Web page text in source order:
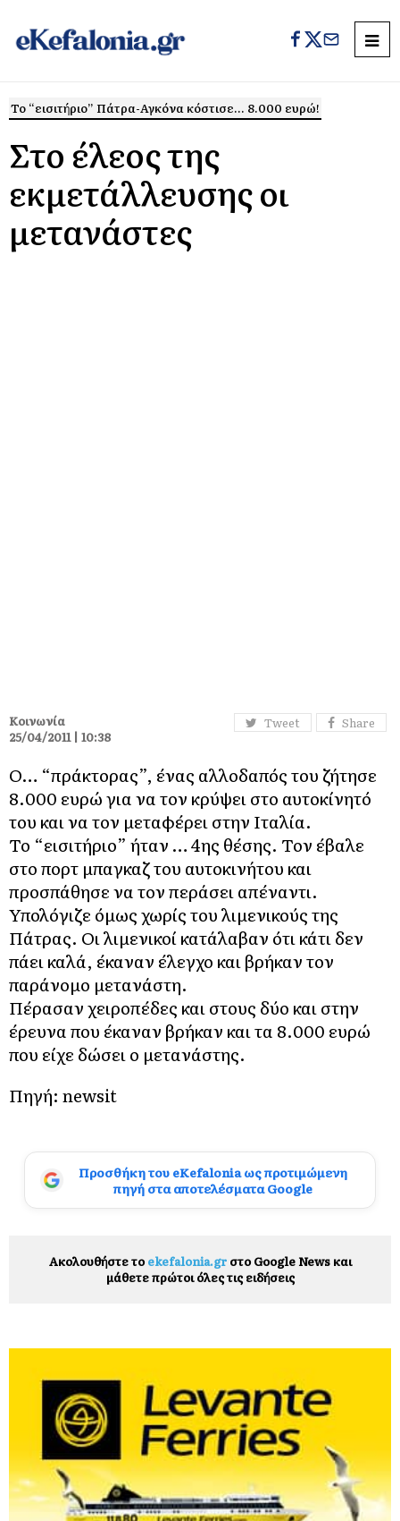
Το “εισιτήριο” Πάτρα-Αγκόνα κόστισε... 8.000 ευρώ!
Στο έλεος της
εκμετάλλευσης οι
μετανάστες
Tweet Share
Κοινωνία
25/04/2011 | 10:38
Ο… “πράκτορας”, ένας αλλοδαπός του ζήτησε
8.000 ευρώ για να τον κρύψει στο αυτοκίνητό
του και να τον μεταφέρει στην Ιταλία.
Το “εισιτήριο” ήταν … 4ης θέσης. Τον έβαλε
στο πορτ μπαγκαζ του αυτοκινήτου και
προσπάθησε να τον περάσει απέναντι.
Υπολόγιζε όμως χωρίς του λιμενικούς της
Πάτρας. Οι λιμενικοί κατάλαβαν ότι κάτι δεν
πάει καλά, έκαναν έλεγχο και βρήκαν τον
παράνομο μετανάστη.
Πέρασαν χειροπέδες και στους δύο και στην
έρευνα που έκαναν βρήκαν και τα 8.000 ευρώ
που είχε δώσει ο μετανάστης.
Πηγή: newsit
Προσθήκη του eKefalonia ως προτιμώμενη
πηγή στα αποτελέσματα Google
Ακολουθήστε το ekefalonia.grστο Google News και
μάθετε πρώτοι όλες τις ειδήσεις